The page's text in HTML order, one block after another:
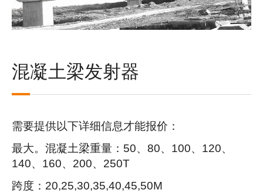
混凝土梁发射器
需要提供以下详细信息才能报价：
最大。混凝土梁重量：50、80、100、120、
140、160、200、250T
跨度：20,25,30,35,40,45,50M